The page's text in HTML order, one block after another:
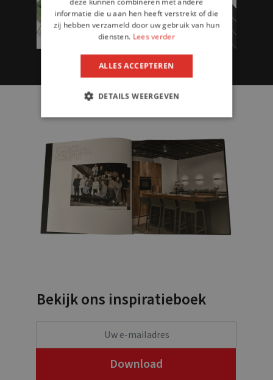
Bekijk ons inspiratieboek
informatie die u aan hen heeft verstrekt of die
zij hebben verzameld door uw gebruik van hun
diensten. Lees verder
ALLES ACCEPTEREN
DETAILS WEERGEVEN